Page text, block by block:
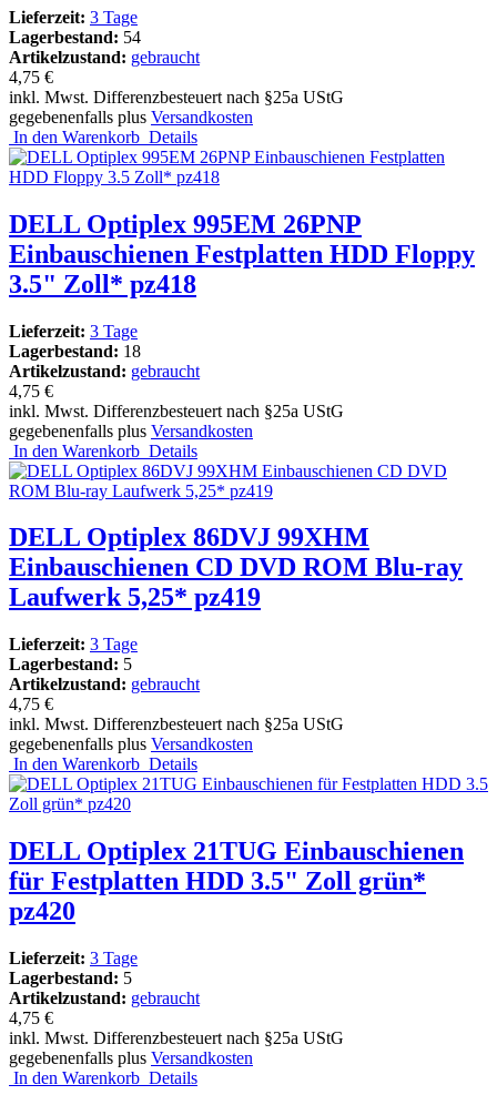
Lieferzeit: 3 Tage
Lagerbestand: 54
Artikelzustand: gebraucht
4,75 €
inkl. Mwst. Differenzbesteuert nach §25a UStG
gegebenenfalls plus Versandkosten
In den Warenkorb Details
DELL Optiplex 995EM 26PNP
Einbauschienen Festplatten HDD Floppy
3.5" Zoll* pz418
Lieferzeit: 3 Tage
Lagerbestand: 18
Artikelzustand: gebraucht
4,75 €
inkl. Mwst. Differenzbesteuert nach §25a UStG
gegebenenfalls plus Versandkosten
In den Warenkorb Details
DELL Optiplex 86DVJ 99XHM
Einbauschienen CD DVD ROM Blu-ray
Laufwerk 5,25* pz419
Lieferzeit: 3 Tage
Lagerbestand: 5
Artikelzustand: gebraucht
4,75 €
inkl. Mwst. Differenzbesteuert nach §25a UStG
gegebenenfalls plus Versandkosten
In den Warenkorb Details
DELL Optiplex 21TUG Einbauschienen
für Festplatten HDD 3.5" Zoll grün*
pz420
Lieferzeit: 3 Tage
Lagerbestand: 5
Artikelzustand: gebraucht
4,75 €
inkl. Mwst. Differenzbesteuert nach §25a UStG
gegebenenfalls plus Versandkosten
In den Warenkorb Details